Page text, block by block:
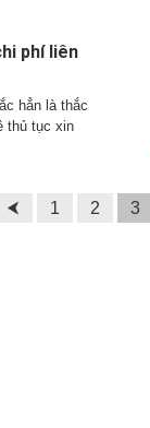
phí liên
hẳn là thắc
thủ tục xin
⮜ 1 2 3